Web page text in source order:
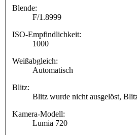
Blende:
F/1.8999
ISO-Empfindlichkeit:
1000
Weißabgleich:
Automatisch
Blitz:
Blitz wurde nicht ausgelöst,
Kamera-Modell:
Lumia 720